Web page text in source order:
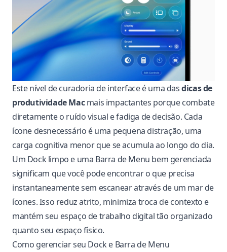
Este nível de curadoria de interface é uma dasdicas de
produtividade Macmais impactantes porque combate
diretamente o ruído visual e fadiga de decisão. Cada
ícone desnecessário é uma pequena distração, uma
carga cognitiva menor que se acumula ao longo do dia.
Um Dock limpo e uma Barra de Menu bem gerenciada
significam que você pode encontrar o que precisa
instantaneamente sem escanear através de um mar de
ícones. Isso reduz atrito, minimiza troca de contexto e
mantém seu espaço de trabalho digital tão organizado
quanto seu espaço físico.
Como gerenciar seu Dock e Barra de Menu